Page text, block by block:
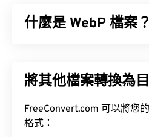
自下而上和自上而下。兩者
如何開啟DIB檔？
什麼是 WebP 檔案？
圖片比JPEG (JPG)和便攜式
應用程式上載入速度很快。
將其他檔案轉換為
FreeConvert.com 可以將您的其
格式：